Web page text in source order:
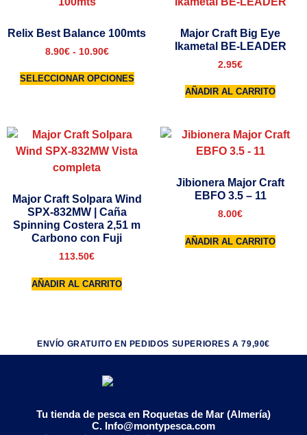
Relix Best Balance 100mts
8.90€ - 10.90€
SELECCIONAR OPCIONES
Major Craft Big Eye
Ikametal BE-LEADER
2.95€
AÑADIR AL CARRITO
Major Craft Solpara Wind
SPX-832MW | Caña
Spinning Costera 2,51 m
Carbono con Fuji
113.50€
AÑADIR AL CARRITO
Jibionera Major Craft
EBFO 3.5 – 11
8.00€
AÑADIR AL CARRITO
ENVÍO GRATUITO EN PEDIDOS SUPERIORES A 79,90€
Tu tienda de pesca en Roquetas de Mar (Almería)
C. Info@montypesca.com